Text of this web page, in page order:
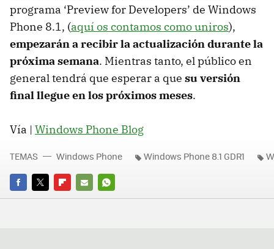
programa ‘Preview for Developers’ de Windows
Phone 8.1, (aquí os contamos como uniros),
empezarán a recibir la actualización durante la
próxima semana. Mientras tanto, el público en
general tendrá que esperar a que su versión
final llegue en los próximos meses.
Vía | Windows Phone Blog
FACEBOOK
TWITTERFLIPBOARD
E-
WHATSAPP
TEMAS Windows Phone Windows Phone 8.1 GDR1